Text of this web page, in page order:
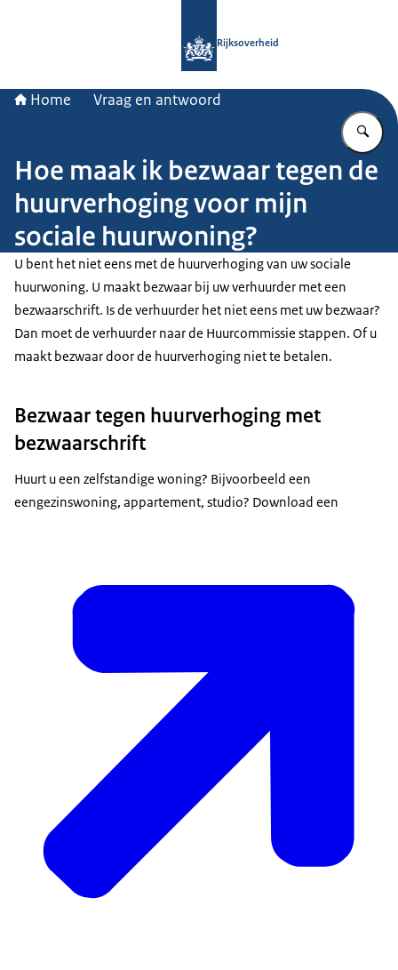
Rijksoverheid
Home Vraag en antwoord
Hoe maak ik bezwaar tegen de
huurverhoging voor mijn
sociale huurwoning?
U bent het niet eens met de huurverhoging van uw sociale
huurwoning. U maakt bezwaar bij uw verhuurder met een
bezwaarschrift. Is de verhuurder het niet eens met uw bezwaar?
Dan moet de verhuurder naar de Huurcommissie stappen. Of u
maakt bezwaar door de huurverhoging niet te betalen.
Bezwaar tegen huurverhoging met
bezwaarschrift
Huurt u een zelfstandige woning? Bijvoorbeeld een
eengezinswoning, appartement, studio? Download een